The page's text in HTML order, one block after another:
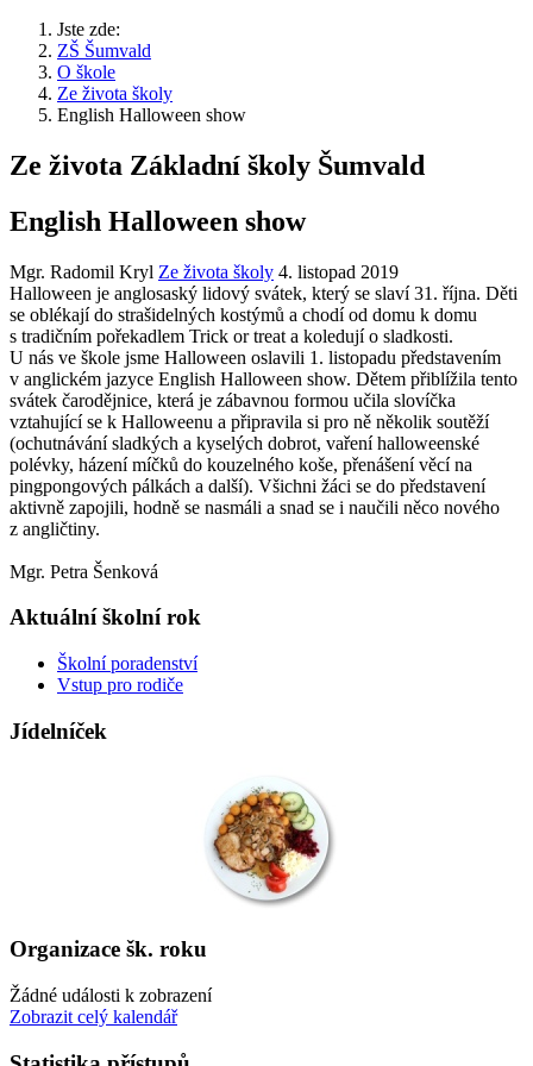
Jste zde:
ZŠ Šumvald
O škole
Ze života školy
English Halloween show
Ze života Základní školy Šumvald
English Halloween show
Mgr. Radomil Kryl Ze života školy 4. listopad 2019
Halloween je anglosaský lidový svátek, který se slaví 31. října. Děti
se oblékají do strašidelných kostýmů a chodí od domu k domu
s tradičním pořekadlem Trick or treat a koledují o sladkosti.
U nás ve škole jsme Halloween oslavili 1. listopadu představením
v anglickém jazyce English Halloween show. Dětem přiblížila tento
svátek čarodějnice, která je zábavnou formou učila slovíčka
vztahující se k Halloweenu a připravila si pro ně několik soutěží
(ochutnávání sladkých a kyselých dobrot, vaření halloweenské
polévky, házení míčků do kouzelného koše, přenášení věcí na
pingpongových pálkách a další). Všichni žáci se do představení
aktivně zapojili, hodně se nasmáli a snad se i naučili něco nového
z angličtiny.
Mgr. Petra Šenková
Aktuální školní rok
Školní poradenství
Vstup pro rodiče
Jídelníček
Organizace šk. roku
Žádné události k zobrazení
Zobrazit celý kalendář